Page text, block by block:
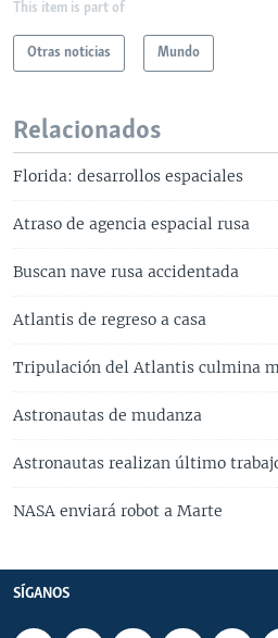
This item is part of
Otras noticias Mundo
Relacionados
Florida: desarrollos espaciales
Atraso de agencia espacial rusa
Buscan nave rusa accidentada
Atlantis de regreso a casa
Tripulación del Atlantis culmina
Astronautas de mudanza
Astronautas realizan último
NASA enviará robot a Marte
SÍGANOS